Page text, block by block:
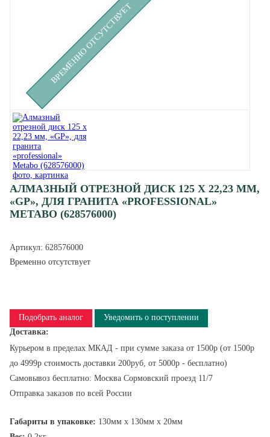
ВРЕМЕННО ОТСУТСТВУЕТ
АЛМАЗНЫЙ ОТРЕЗНОЙ ДИСК 125 X 22,23 ММ,
«GP», ДЛЯ ГРАНИТА «PROFESSIONAL»
METABO (628576000)
Артикул: 628576000
Временно отсутствует
Подобрать аналог
Уведомить о поступлении
Доставка:
Курьером в пределах МКАД - при сумме заказа от 1500р (от 1500р
до 4999р стоимость доставки 200руб, от 5000р - бесплатно)
Самовывоз бесплатно: Москва Сормовский проезд 11/7
Отправка заказов по всей России
Габариты в упаковке: 130мм x 130мм x 20мм